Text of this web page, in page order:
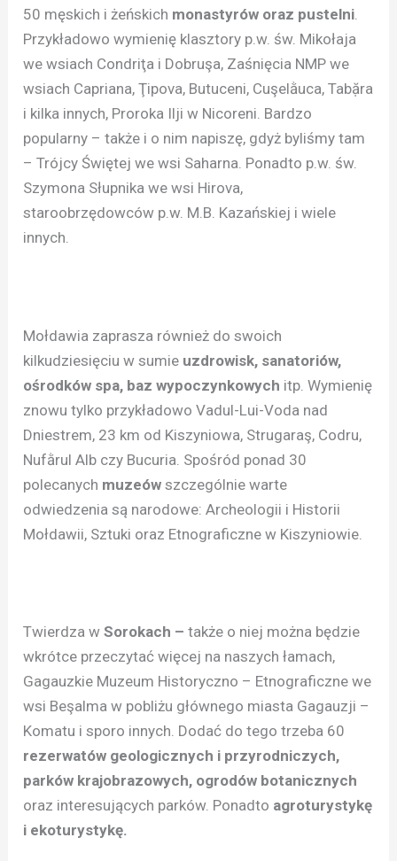
50 męskich i żeńskich monastyrów oraz pustelni.
Przykładowo wymienię klasztory p.w. św. Mikołaja
we wsiach Condriţa i Dobruşa, Zaśnięcia NMP we
wsiach Capriana, Ţipova, Butuceni, Cuşelằuca, Tabặra
i kilka innych, Proroka Ilji w Nicoreni. Bardzo
popularny – także i o nim napiszę, gdyż byliśmy tam
– Trójcy Świętej we wsi Saharna. Ponadto p.w. św.
Szymona Słupnika we wsi Hirova,
staroobrzędowców p.w. M.B. Kazańskiej i wiele
innych.
Mołdawia zaprasza również do swoich
kilkudziesięciu w sumie uzdrowisk, sanatoriów,
ośrodków spa, baz wypoczynkowych itp. Wymienię
znowu tylko przykładowo Vadul-Lui-Voda nad
Dniestrem, 23 km od Kiszyniowa, Strugaraş, Codru,
Nufằrul Alb czy Bucuria. Spośród ponad 30
polecanych muzeów szczególnie warte
odwiedzenia są narodowe: Archeologii i Historii
Mołdawii, Sztuki oraz Etnograficzne w Kiszyniowie.
Twierdza w Sorokach – także o niej można będzie
wkrótce przeczytać więcej na naszych łamach,
Gagauzkie Muzeum Historyczno – Etnograficzne we
wsi Beşalma w pobliżu głównego miasta Gagauzji –
Komatu i sporo innych. Dodać do tego trzeba 60
rezerwatów geologicznych i przyrodniczych,
parków krajobrazowych, ogrodów botanicznych
oraz interesujących parków. Ponadto agroturystykę
i ekoturystykę.